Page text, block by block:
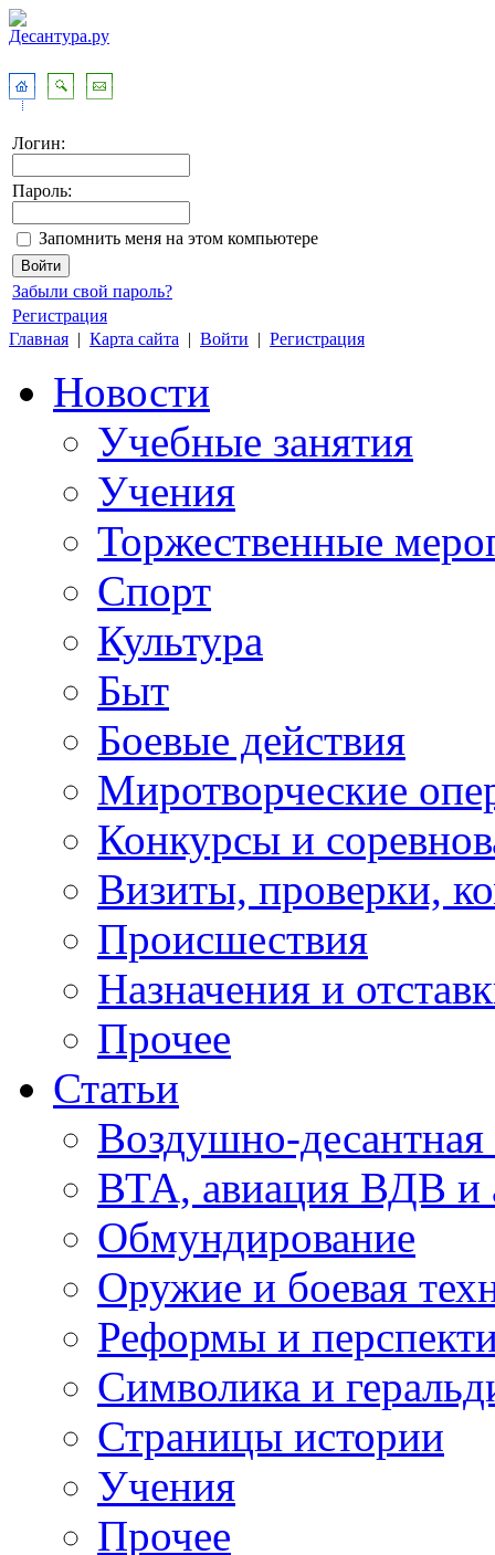
Логин:
Пароль:
Запомнить меня на этом компьютере
Забыли свой пароль?
Регистрация
Главная | Карта сайта | Войти | Регистрация
Новости
Учебные занятия
Учения
Торжественные
Спорт
Культура
Быт
Боевые действия
Миротворческие
Конкурсы и
Визиты, проверки,
Происшествия
Назначения и
Прочее
Статьи
Воздушно-десантная
ВТА, авиация ВДВ и
Обмундирование
Оружие и боевая
Реформы и
Символика и
Страницы истории
Учения
Прочее